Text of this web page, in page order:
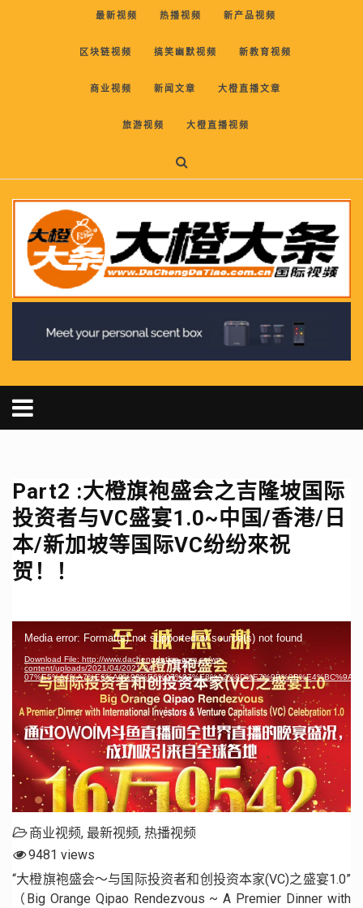
最新视频 热播视频 新产品视频
区块链视频 搞笑幽默视频 新教育视频
商业视频 新闻文章 大橙直播文章
旅游视频 大橙直播视频
Part2 :大橙旗袍盛会之吉隆坡国际
投资者与VC盛宴1.0~中国/香港/日
本/新加坡等国际VC纷纷來祝
贺！！
商业视频, 最新视频, 热播视频
9481 views
“大橙旗袍盛会〜与国际投资者和创投资本家(VC)之盛宴1.0”
（Big Orange Qipao Rendezvous ~ A Premier Dinner with